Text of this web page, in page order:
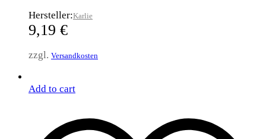
Hersteller:Karlie
9,19 €
zzgl. Versandkosten
Add to cart